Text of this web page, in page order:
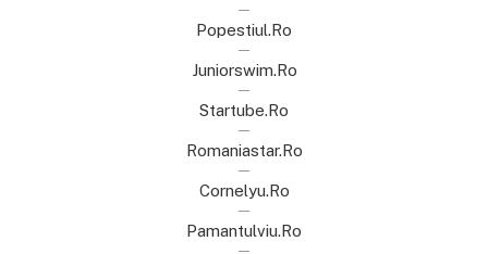
Popestiul.ro
Juniorswim.ro
Startube.ro
Romaniastar.ro
Cornelyu.ro
Pamantulviu.ro